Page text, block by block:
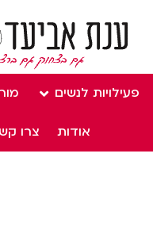
פעילויות לנשים
אודות צרו